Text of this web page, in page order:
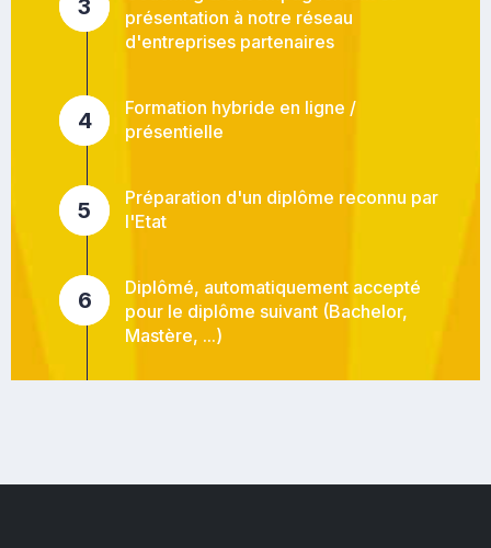
3
présentation à notre réseau
d'entreprises partenaires
4
Formation hybride en ligne /
présentielle
5
Préparation d'un diplôme reconnu par
l'Etat
6
Diplômé, automatiquement accepté
pour le diplôme suivant (Bachelor,
Mastère, ...)